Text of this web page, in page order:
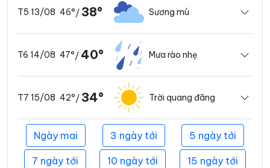
T5 13/08 46°/ 38° Sương mù
T6 14/08 47°/ 40° Mưa rào nhẹ
T7 15/08 42°/ 34° Trời quang đãng
Ngày mai 3 ngày tới 5 ngày tới
7 ngày tới 10 ngày tới 15 ngày tới